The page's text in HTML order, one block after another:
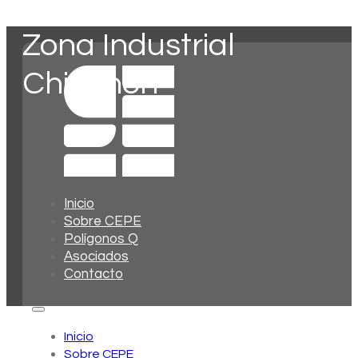
Inicio
Sobre CEPE
Polígonos Q
Asociados
Contacto
Inicio
Sobre CEPE
Zona Industrial
Chinchón